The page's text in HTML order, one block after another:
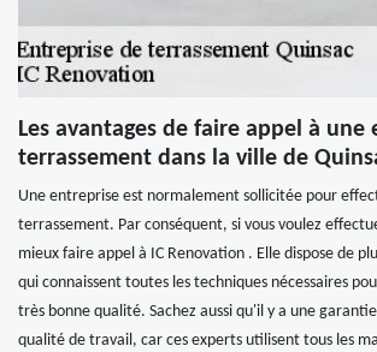
Les avantages de faire appel à une
terrassement dans la ville de
Une entreprise est normalement sollicitée pour
terrassement. Par conséquent, si vous voulez
mieux faire appel à IC Renovation . Elle dispose de
qui connaissent toutes les techniques nécessaires
très bonne qualité. Sachez aussi qu'il y a une
qualité de travail, car ces experts utilisent tous les